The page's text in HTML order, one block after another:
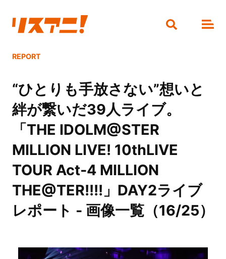
REPORT
“ひとりも手放さない”想いと
絆が繋いだ39人ライブ。
「THE IDOLM@STER
MILLION LIVE! 10thLIVE
TOUR Act-4 MILLION
THE@TER!!!!」DAY2ライブ
レポート - 画像一覧（16/25）